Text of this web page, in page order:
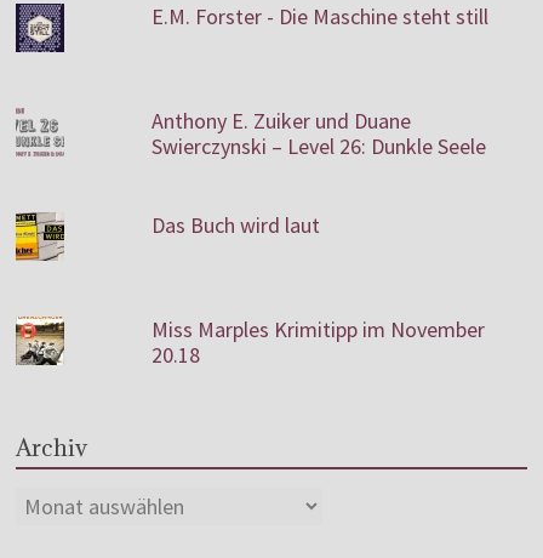
E.M. Forster - Die Maschine steht still
Anthony E. Zuiker und Duane
Swierczynski – Level 26: Dunkle Seele
Das Buch wird laut
Miss Marples Krimitipp im November
20.18
Archiv